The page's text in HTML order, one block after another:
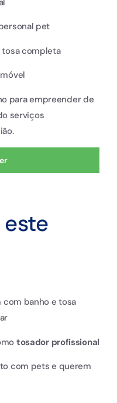
pet
tosa completa
para empreender de
serviços
com banho e tosa
tosador profissional
com pets e querem